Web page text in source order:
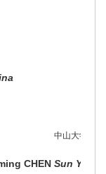
CHEN
中山大学
Sun Yat-